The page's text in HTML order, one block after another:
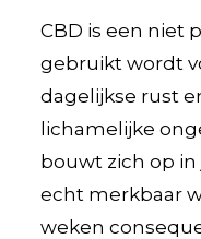
CBD is een niet
gebruikt wordt
dagelijkse rust
lichamelijke
bouwt zich op in
echt merkbaar
weken